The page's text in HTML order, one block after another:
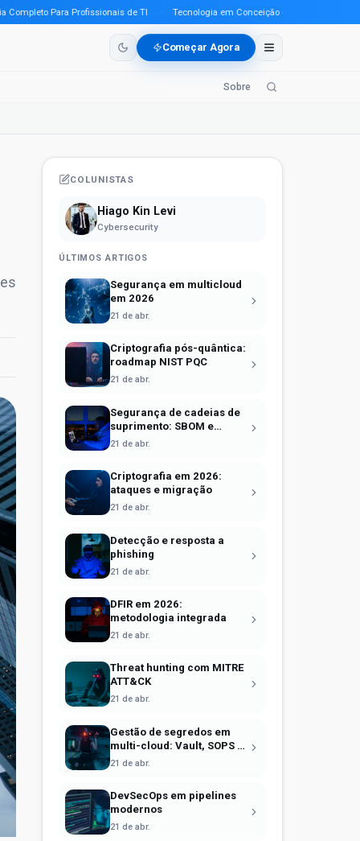
Para Profissionais de TI · Tecnologia em Conceição do Araguaia (PA) em
Começar Agora
Sobre
COLUNISTAS
Hiago Kin Levi
Cybersecurity
ÚLTIMOS ARTIGOS
Segurança em multicloud
em 2026
21 de abr.
Criptografia pós-quântica:
roadmap NIST PQC
21 de abr.
Segurança de cadeias de
suprimento: SBOM e
Sigstore
21 de abr.
Criptografia em 2026:
ataques e migração
21 de abr.
Detecção e resposta a
phishing
21 de abr.
DFIR em 2026:
metodologia integrada
21 de abr.
Threat hunting com MITRE
ATT&CK
21 de abr.
Gestão de segredos em
multi-cloud: Vault, SOPS e
identidade efêmera
21 de abr.
DevSecOps em pipelines
modernos
21 de abr.